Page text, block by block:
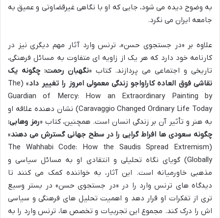
به وضوح دیده می شود، جایی که او با نگاهی غیرقضاوتی و عمیق به
جامعه ایران می نگرد.
علاوه بر «در جستجوی حسن»، ترنس وارد آثار مهم دیگری نیز در
کارنامه خود دارد که هر یک از زاویه ای متفاوت به مسائل فرهنگی،
تاریخی و اجتماعی می پردازند. کتاب «نگهبان رحمت: چگونه یک
نقاشی فوق العاده کاراواجو زندگی معمولی امروز را تغییر داد
» (The
Guardian of Mercy: How an Extraordinary Painting by
Caravaggio Changed Ordinary Life Today) نشان دهنده علاقه او
به هنر و تأثیر آن بر زندگی انسان است. همچنین، کتاب «رمز وهابی:
چگونه سعودی ها افراط گرایی را در سطح جهانی گسترش می دهند»
(The Wahhabi Code: How the Saudis Spread Extremism
Globally) گویای نگاه تحلیلی و انتقادی او به مسائل سیاسی و
مذهبی خاورمیانه است. این آثار، به خواننده کمک می کنند تا
دیدگاه های ترنس وارد را در «در جستجوی حسن» در بستر وسیع
تری از تفکرات او قرار دهد و اهمیت تحلیل های فرهنگی و سیاسی
اش را درک کند. مجموع این تجربیات و تخصص ها، ترنس وارد را به